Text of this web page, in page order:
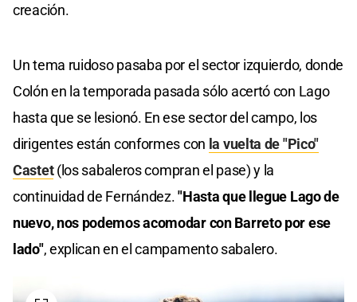
creación.
Un tema ruidoso pasaba por el sector izquierdo, donde
Colón en la temporada pasada sólo acertó con Lago
hasta que se lesionó. En ese sector del campo, los
dirigentes están conformes con la vuelta de "Pico"
Castet(los sabaleros compran el pase) y la
continuidad de Fernández."Hasta que llegue Lago de
nuevo, nos podemos acomodar con Barreto por ese
lado", explican en el campamento sabalero.